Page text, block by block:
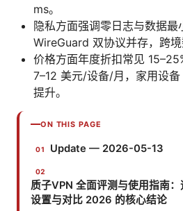
ms。
隐私方面强调零日志与数据最
WireGuard 双协议并存，跨境
价格方面年度折扣常见
7–12 美元/设备/月，家用设
提升。
ON THIS PAGE
Update — 2026-05-13
质子VPN 全面评测与使用指南：
设置与对比 2026 的核心结论